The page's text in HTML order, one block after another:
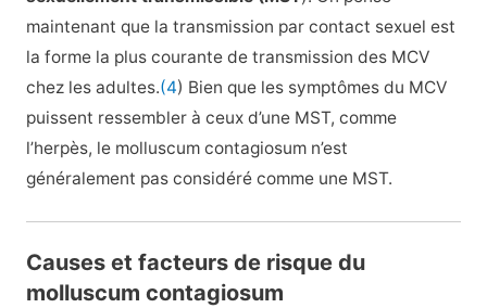
maintenant que la transmission par contact sexuel est
la forme la plus courante de transmission des MCV
chez les adultes.(4) Bien que les symptômes du MCV
puissent ressembler à ceux d’une MST, comme
l’herpès, le molluscum contagiosum n’est
généralement pas considéré comme une MST.
Causes et facteurs de risque du
molluscum contagiosum